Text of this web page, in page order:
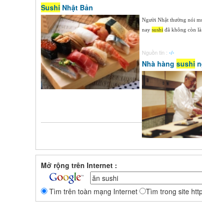
Sushi Nhật Bản
Người Nhật thường nói
nay sushi đã không còn
Nguồn tin : -/-
Nhà hàng sushi
Mở rộng trên Internet :
Tìm trên toàn mạng Internet Tìm trong site